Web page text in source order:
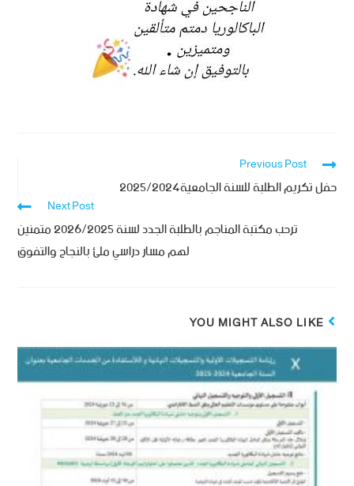
Previous Post
حفل تكريم الطلبة للسنة الجامعية2025/2024
Next Post
ترحب مكتبة المناجم بالطلبة الجدد لسنة 2026/2025 متمنين
لهم مسار دراسي ملئ بالنجاح والتفوق
YOU MIGHT ALSO LIKE